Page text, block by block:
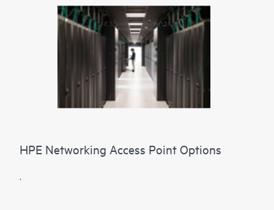
HPE Networking Access Point Options